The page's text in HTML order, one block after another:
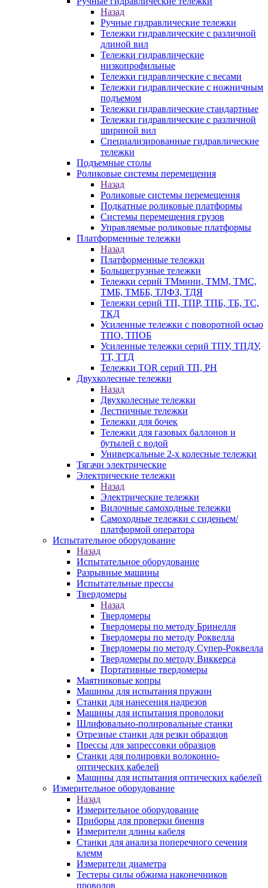
Назад
Ручные гидравлические тележки
Тележки гидравлические с различной
длиной вил
Тележки гидравлические
низкопрофильные
Тележки гидравлические с весами
Тележки гидравлические с ножничным
подъемом
Тележки гидравлические стандартные
Тележки гидравлические с различной
шириной вил
Специализированные гидравлические
тележки
Подъемные столы
Роликовые системы перемещения
Назад
Роликовые системы перемещения
Подкатные роликовые платформы
Системы перемещения грузов
Управляемые роликовые платформы
Платформенные тележки
Назад
Платформенные тележки
Большегрузные тележки
Тележки серий ТМмини, ТММ, ТМС,
ТМБ, ТМББ, ТЛФЗ, ТДЯ
Тележки серий ТП, ТПР, ТПБ, ТБ, ТС,
ТКД
Усиленные тележки с поворотной осью
ТПО, ТПОБ
Усиленные тележки серий ТПУ, ТПДУ,
ТТ, ТТД
Тележки TOR серий ТП, PH
Двухколесные тележки
Назад
Двухколесные тележки
Лестничные тележки
Тележки для бочек
Тележки для газовых баллонов и
бутылей с водой
Универсальные 2-х колесные тележки
Тягачи электрические
Электрические тележки
Назад
Электрические тележки
Вилочные самоходные тележки
Самоходные тележки с сиденьем/
платформой оператора
Испытательное оборудование
Назад
Испытательное оборудование
Разрывные машины
Испытательные прессы
Твердомеры
Назад
Твердомеры
Твердомеры по методу Бринелля
Твердомеры по методу Роквелла
Твердомеры по методу Супер-Роквелла
Твердомеры по методу Виккерса
Портативные твердомеры
Маятниковые копры
Машины для испытания пружин
Станки для нанесения надрезов
Машины для испытания проволоки
Шлифовально-полировальные станки
Отрезные станки для резки образцов
Прессы для запрессовки образцов
Станки для полировки волоконно-
оптических кабелей
Машины для испытания оптических кабелей
Измерительное оборудование
Назад
Измерительное оборудование
Приборы для проверки биения
Измерители длины кабеля
Станки для анализа поперечного сечения
клемм
Измерители диаметра
Тестеры силы обжима наконечников
проводов